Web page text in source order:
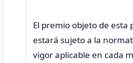
El premio objeto de esta
estará sujeto a la
vigor aplicable en cada